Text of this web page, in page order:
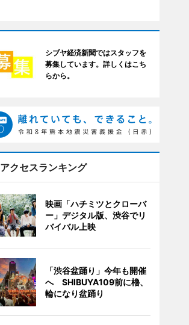
シブヤ経済新聞ではスタッフを
募集しています。詳しくはこち
らから。
アクセスランキング
映画「ハチミツとクローバ
ー」デジタル版、渋谷でリ
バイバル上映
「渋谷盆踊り」今年も開催
へ SHIBUYA109前に櫓、
輪になり盆踊り